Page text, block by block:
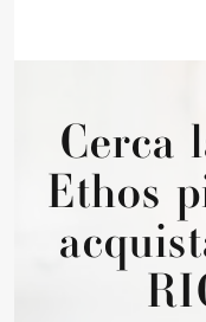
Cerca
Ethos